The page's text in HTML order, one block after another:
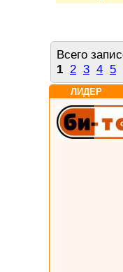
Всего
1 2 3 4 5
ЛИДЕР